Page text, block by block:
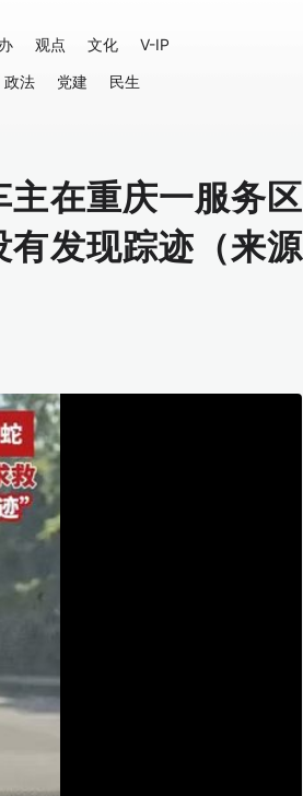
观点 文化
V-IP
政法 党建
民生
在重庆一服务区
发现踪迹（来源